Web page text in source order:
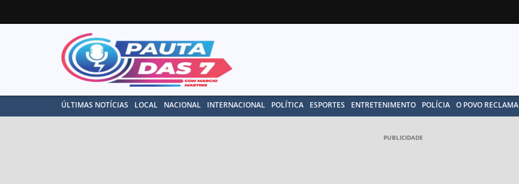
ÚLTIMAS NOTÍCIAS LOCAL NACIONAL INTERNACIONAL POLÍTICA ESPORTES ENTRETENIMENTO POLÍCIA O POVO RECLAMA
PUBLICIDADE